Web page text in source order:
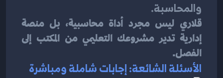
والمحاسبة.
الفصل.
الأسئلة الشائعة: إجابات شاملة ومباشرة